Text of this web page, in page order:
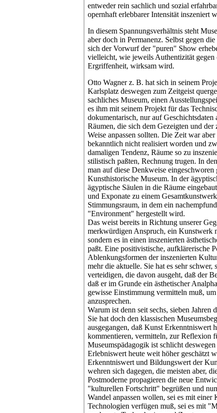
entweder rein sachlich und sozial
opernhaft erlebbarer Intensität inszeniert
In diesem Spannungsverhältnis steht
aber doch in Permanenz. Selbst gegen
sich der Vorwurf der "puren" Show
vielleicht, wie jeweils Authentizität
Ergriffenheit, wirksam wird.
Otto Wagner z. B. hat sich in seinem
Karlsplatz deswegen zum Zeitgeist
sachliches Museum, einen
es ihm mit seinem Projekt für das
dokumentarisch, nur auf
Räumen, die sich dem Gezeigten und
Weise anpassen sollten. Die Zeit war
bekanntlich nicht realisiert worden und
damaligen Tendenz, Räume so zu
stilistisch paßten, Rechnung trugen. In
man auf diese Denkweise eingeschworen
Kunsthistorische Museum. In der
ägyptische Säulen in die Räume
und Exponate zu einem
Stimmungsraum, in dem ein
"Environment" hergestellt wird.
Das weist bereits in Richtung unserer
merkwürdigen Anspruch, ein Kunstwerk
sondern es in einen inszenierten
paßt. Eine positivistische, aufklärerische
Ablenkungsformen der inszenierten
mehr die aktuelle. Sie hat es sehr
verteidigen, die davon ausgeht, daß der
daß er im Grunde ein ästhetischer
gewisse Einstimmung vermitteln muß,
anzusprechen.
Warum ist denn seit sechs, sieben Jahren
Sie hat doch den klassischen
ausgegangen, daß Kunst Erkenntniswert
kommentieren, vermitteln, zur Reflexion
Museumspädagogik ist schlicht
Erlebniswert heute weit höher geschätzt
Erkenntniswert und Bildungswert der
wehren sich dagegen, die meisten aber,
Postmoderne propagieren die neue
"kulturellen Fortschritt" begrüßen und
Wandel anpassen wollen, sei es mit einer
Technologien verfügen muß, sei es mit